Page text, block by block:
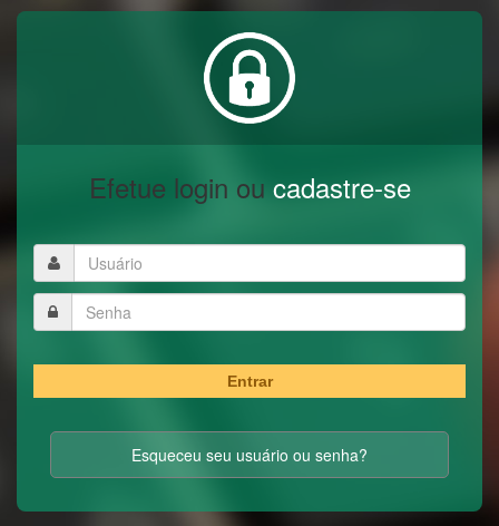
Efetue login ou cadastre-se
Entrar
Esqueceu seu usuário ou senha?